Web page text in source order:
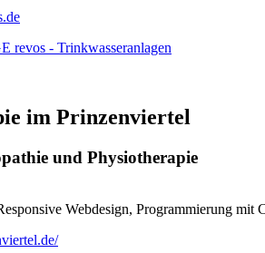
im Prinzenviertel
und Physiotherapie
Webdesign, Programmierung mit